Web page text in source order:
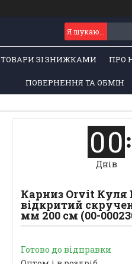
ТОВАРИ ЗІ ЗНИЖКАМИ ПРО
ПОВЕРНЕННЯ ТА ОБМІН
00
Днів
Карниз Orvit Куля
відкритий
мм 200 см (00-
Готово до відправки